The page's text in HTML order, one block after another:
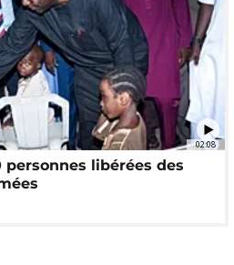
02:08
libérées des